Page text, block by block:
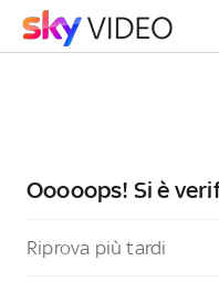
Ooooops! Si è
Riprova più tardi